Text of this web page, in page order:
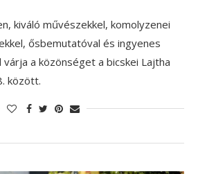
kiváló művészekkel, komolyzenei
ősbemutatóval és ingyenes
várja a közönséget a bicskei Lajtha
között.